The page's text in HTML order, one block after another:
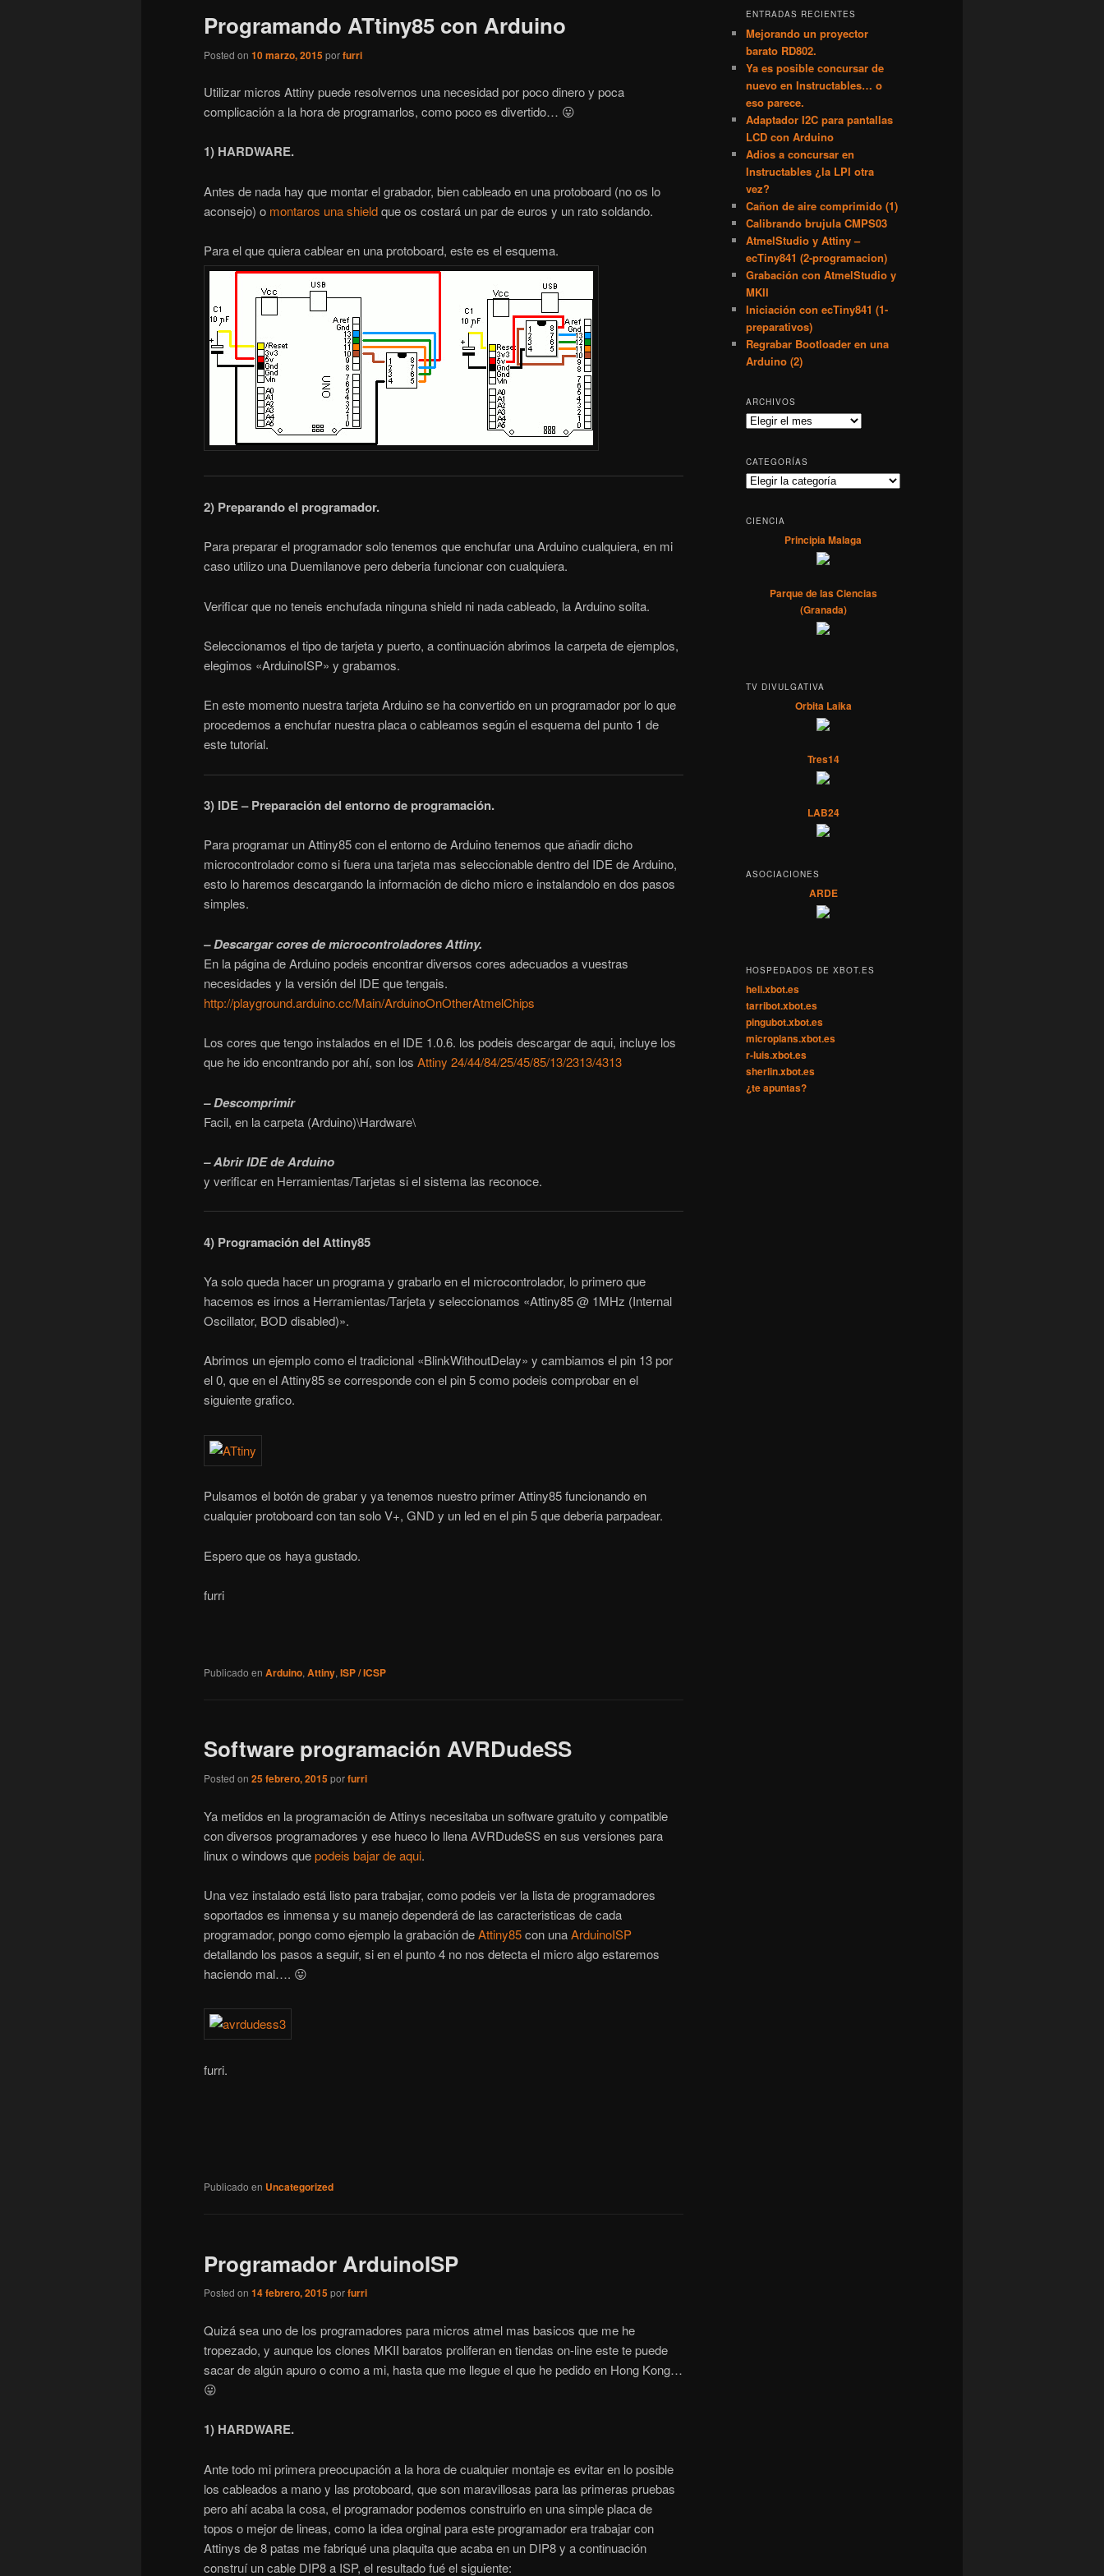
Programando ATtiny85 con Arduino
Posted on 10 marzo, 2015porfurri
Utilizar micros Attiny puede resolvernos una necesidad por poco dinero y poca
complicación a la hora de programarlos, como poco es divertido… 😛
1) HARDWARE.
Antes de nada hay que montar el grabador, bien cableado en una protoboard (no os lo
aconsejo) o montaros una shieldque os costará un par de euros y un rato soldando.
Para el que quiera cablear en una protoboard, este es el esquema.
2) Preparando el programador.
Para preparar el programador solo tenemos que enchufar una Arduino cualquiera, en mi
caso utilizo una Duemilanove pero deberia funcionar con cualquiera.
Verificar que no teneis enchufada ninguna shield ni nada cableado, la Arduino solita.
Seleccionamos el tipo de tarjeta y puerto, a continuación abrimos la carpeta de ejemplos,
elegimos «ArduinoISP» y grabamos.
En este momento nuestra tarjeta Arduino se ha convertido en un programador por lo que
procedemos a enchufar nuestra placa o cableamos según el esquema del punto 1 de
este tutorial.
3) IDE – Preparación del entorno de programación.
Para programar un Attiny85 con el entorno de Arduino tenemos que añadir dicho
microcontrolador como si fuera una tarjeta mas seleccionable dentro del IDE de Arduino,
esto lo haremos descargando la información de dicho micro e instalandolo en dos pasos
simples.
– Descargar cores de microcontroladores Attiny.
En la página de Arduino podeis encontrar diversos cores adecuados a vuestras
necesidades y la versión del IDE que tengais.
http://playground.arduino.cc/Main/ArduinoOnOtherAtmelChips
Los cores que tengo instalados en el IDE 1.0.6. los podeis descargar de aqui, incluye los
que he ido encontrando por ahí, son los Attiny 24/44/84/25/45/85/13/2313/4313
– Descomprimir
Facil, en la carpeta (Arduino)\Hardware\
– Abrir IDE de Arduino
y verificar en Herramientas/Tarjetas si el sistema las reconoce.
4) Programación del Attiny85
Ya solo queda hacer un programa y grabarlo en el microcontrolador, lo primero que
hacemos es irnos a Herramientas/Tarjeta y seleccionamos «Attiny85 @ 1MHz (Internal
Oscillator, BOD disabled)».
Abrimos un ejemplo como el tradicional «BlinkWithoutDelay» y cambiamos el pin 13 por
el 0, que en el Attiny85 se corresponde con el pin 5 como podeis comprobar en el
siguiente grafico.
Pulsamos el botón de grabar y ya tenemos nuestro primer Attiny85 funcionando en
cualquier protoboard con tan solo V+, GND y un led en el pin 5 que deberia parpadear.
Espero que os haya gustado.
furri
Publicado en Arduino, Attiny, ISP / ICSP
Software programación AVRDudeSS
Posted on 25 febrero, 2015porfurri
Ya metidos en la programación de Attinys necesitaba un software gratuito y compatible
con diversos programadores y ese hueco lo llena AVRDudeSS en sus versiones para
linux o windows quepodeis bajar de aqui.
Una vez instalado está listo para trabajar, como podeis ver la lista de programadores
soportados es inmensa y su manejo dependerá de las caracteristicas de cada
programador, pongo como ejemplo la grabación deAttiny85con unaArduinoISP
detallando los pasos a seguir, si en el punto 4 no nos detecta el micro algo estaremos
haciendo mal…. 😛
furri.
Publicado en Uncategorized
Programador ArduinoISP
Posted on 14 febrero, 2015porfurri
Quizá sea uno de los programadores para micros atmel mas basicos que me he
tropezado, y aunque los clones MKII baratos proliferan en tiendas on-line este te puede
sacar de algún apuro o como a mi, hasta que me llegue el que he pedido en Hong Kong…
😛
1) HARDWARE.
Ante todo mi primera preocupación a la hora de cualquier montaje es evitar en lo posible
los cableados a mano y las protoboard, que son maravillosas para las primeras pruebas
pero ahí acaba la cosa, el programador podemos construirlo en una simple placa de
topos o mejor de lineas, como la idea orginal para este programador era trabajar con
Attinys de 8 patas me fabriqué una plaquita que acaba en un DIP8 y a continuación
construí un cable DIP8 a ISP, el resultado fué el siguiente:
c
r
ENTRADAS RECIENTES
Mejorando un proyector
barato RD802.
Ya es posible concursar de
nuevo en Instructables… o
eso parece.
Adaptador I2C para pantallas
LCD con Arduino
Adios a concursar en
Instructables ¿la LPI otra
vez?
Cañon de aire comprimido (1)
Calibrando brujula CMPS03
AtmelStudio y Attiny –
ecTiny841 (2-programacion)
Grabación con AtmelStudio y
MKII
Iniciación con ecTiny841 (1-
preparativos)
Regrabar Bootloader en una
Arduino (2)
ARCHIVOS
Archivos
CATEGORÍAS
Categorías
CIENCIA
Principia Malaga
Parque de las Ciencias
(Granada)
TV DIVULGATIVA
Orbita Laika
Tres14
LAB24
ASOCIACIONES
ARDE
HOSPEDADOS DE XBOT.ES
heli.xbot.es
tarribot.xbot.es
pingubot.xbot.es
microplans.xbot.es
r-luis.xbot.es
sherlin.xbot.es
¿te apuntas?